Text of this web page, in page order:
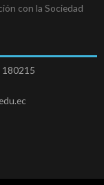
con la Sociedad
180215